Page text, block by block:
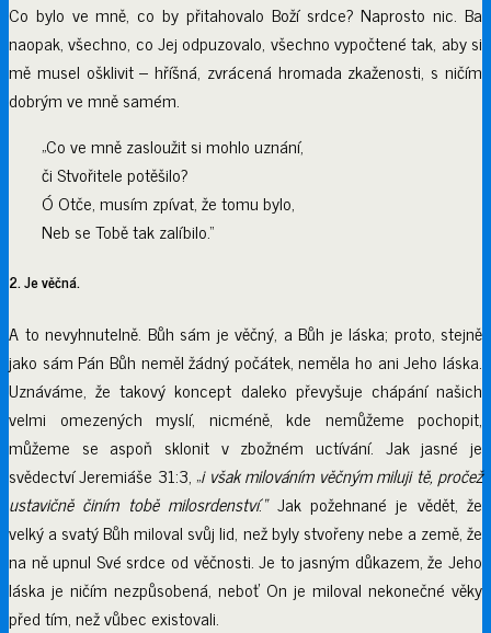
Co bylo ve mně, co by přitahovalo Boží srdce? Naprosto nic. Ba
naopak, všechno, co Jej odpuzovalo, všechno vypočtené tak, aby si
mě musel ošklivit – hříšná, zvrácená hromada zkaženosti, s ničím
dobrým ve mně samém.
„Co ve mně zasloužit si mohlo uznání,
či Stvořitele potěšilo?
Ó Otče, musím zpívat, že tomu bylo,
Neb se Tobě tak zalíbilo.“
2. Je věčná.
A to nevyhnutelně. Bůh sám je věčný, a Bůh je láska; proto, stejně
jako sám Pán Bůh neměl žádný počátek, neměla ho ani Jeho láska.
Uznáváme, že takový koncept daleko převyšuje chápání našich
velmi omezených myslí, nicméně, kde nemůžeme pochopit,
můžeme se aspoň sklonit v zbožném uctívání. Jak jasné je
svědectví Jeremiáše 31:3, „i však milováním věčným miluji tě, pročež
ustavičně činím tobě milosrdenství.“Jak požehnané je vědět, že
velký a svatý Bůh miloval svůj lid, než byly stvořeny nebe a země, že
na ně upnul Své srdce od věčnosti. Je to jasným důkazem, že Jeho
láska je ničím nezpůsobená, neboť On je miloval nekonečné věky
před tím, než vůbec existovali.